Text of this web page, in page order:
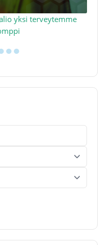
yksi terveytemme
●●